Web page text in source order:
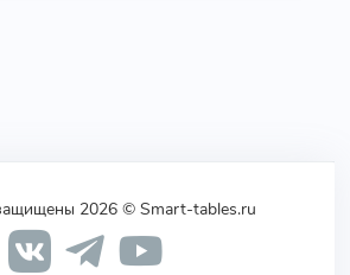
2026 © Smart-tables.ru